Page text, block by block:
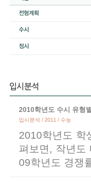
2010학년도 수시 유형
입시분석 / 2011 / 수능
2010학년도 학
펴보면, 작년도
09학년도 경쟁